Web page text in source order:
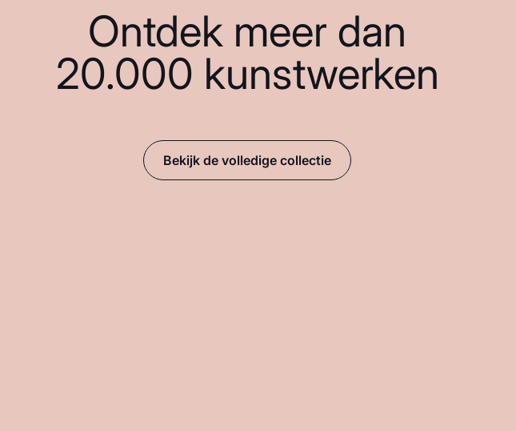
Ontdek meer dan
20.000 kunstwerken
Bekijk de volledige collectie